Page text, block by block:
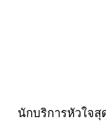
นักบริการหัวใจสุ